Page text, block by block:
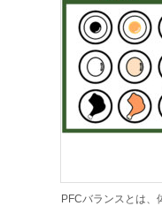
PFCバランスとは、